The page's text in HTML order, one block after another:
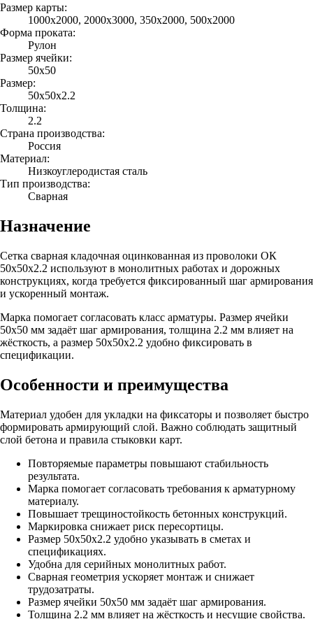
Размер карты:
1000х2000, 2000х3000, 350х2000, 500х2000
Форма проката:
Рулон
Размер ячейки:
50х50
Размер:
50х50х2.2
Толщина:
2.2
Страна производства:
Россия
Материал:
Низкоуглеродистая сталь
Тип производства:
Сварная
Назначение
Сетка сварная кладочная оцинкованная из проволоки ОК
50х50х2.2 используют в монолитных работах и дорожных
конструкциях, когда требуется фиксированный шаг армирования
и ускоренный монтаж.
Марка помогает согласовать класс арматуры. Размер ячейки
50х50 мм задаёт шаг армирования, толщина 2.2 мм влияет на
жёсткость, а размер 50х50х2.2 удобно фиксировать в
спецификации.
Особенности и преимущества
Материал удобен для укладки на фиксаторы и позволяет быстро
формировать армирующий слой. Важно соблюдать защитный
слой бетона и правила стыковки карт.
Повторяемые параметры повышают стабильность
результата.
Марка помогает согласовать требования к арматурному
материалу.
Повышает трещиностойкость бетонных конструкций.
Маркировка снижает риск пересортицы.
Размер 50х50х2.2 удобно указывать в сметах и
спецификациях.
Удобна для серийных монолитных работ.
Сварная геометрия ускоряет монтаж и снижает
трудозатраты.
Размер ячейки 50х50 мм задаёт шаг армирования.
Толщина 2.2 мм влияет на жёсткость и несущие свойства.